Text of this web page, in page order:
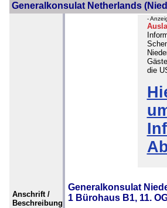
Generalkonsulat Netherlands
-
die
Anschrift /
Beschreibung
Generalkonsulat
1 Bürohaus B1, 11.